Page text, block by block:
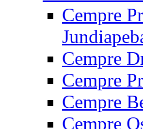
Cempre
Cempre
Cempre
Cempre
Cempre